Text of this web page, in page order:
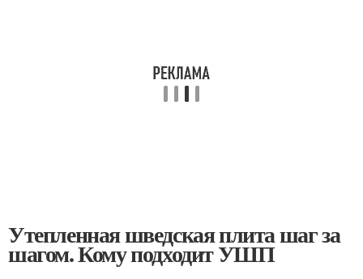
Утепленная шведская плита шаг за
шагом. Кому подходит УШП